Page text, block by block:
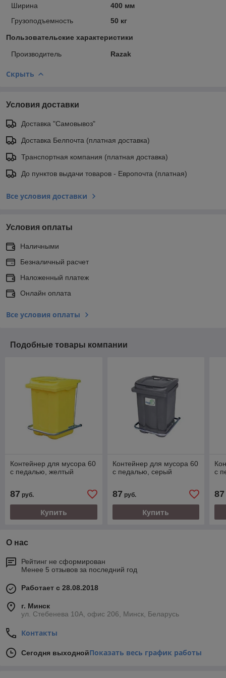
Ширина
400 мм
Грузоподъемность
50 кг
Пользовательские характеристики
Производитель Razak
Скрыть
Условия доставки
Доставка "Самовывоз"
Доставка Белпочта (платная доставка)
Транспортная компания (платная доставка)
До пунктов выдачи товаров - Европочта (платная)
Все условия доставки
Условия оплаты
Наличными
Безналичный расчет
Наложенный платеж
Онлайн оплата
Все условия оплаты
Подобные товары компании
Контейнер для мусора 60
с педалью, желтый
87 руб.
Купить
Контейнер для мусора 60
с педалью, серый
87 руб.
Купить
с
87
О нас
Рейтинг не сформирован
Менее 5 отзывов за последний год
Работает с 28.08.2018
г. Минск
ул. Стебенева 10А, офис 206, Минск, Беларусь
Контакты
Сегодня выходнойПоказать весь график работы